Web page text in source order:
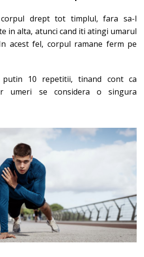
drept tot timplul, fara sa-l
in alta, atunci cand iti atingi umarul
acest fel, corpul ramane ferm pe
putin 10 repetitii, tinand cont ca
umeri se considera o singura